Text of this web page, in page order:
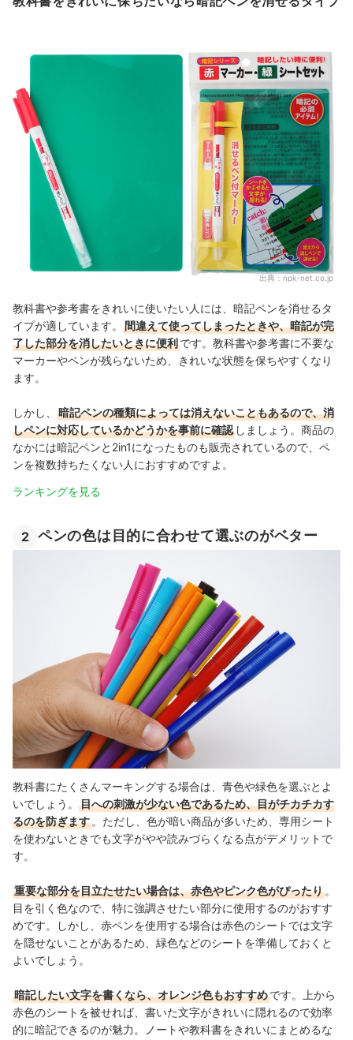
出典： npk-net.co.jp
教科書や参考書をきれいに使いたい人には、暗記ペンを消せるタ
イプが適しています。
間違えて使ってしまったときや、暗記が完
了した部分を消したいときに便利です。教科書や参考書に不要な
マーカーやペンが残らないため、きれいな状態を保ちやすくなり
ます。
しかし、
暗記ペンの種類によっては消えないこともあるので、消
しペンに対応しているかどうかを事前に確認 しましょう。商品の
なかには暗記ペンと2in1になったものも販売されているので、ペ
ンを複数持ちたくない人におすすめですよ。
ランキングを見る
2 ペンの色は目的に合わせて選ぶのがベター
教科書にたくさんマーキングする場合は、青色や緑色を選ぶとよ
いでしょう。
目への刺激が少ない色であるため、目がチカチカす
るのを防ぎます 。ただし、色が暗い商品が多いため、専用シート
を使わないときでも文字がやや読みづらくなる点がデメリットで
す。
重要な部分を目立たせたい場合は、赤色やピンク色がぴったり 。
目を引く色なので、特に強調させたい部分に使用するのがおすす
めです。しかし、赤ペンを使用する場合は赤色のシートでは文字
を隠せないことがあるため、緑色などのシートを準備しておくと
よいでしょう。
暗記したい文字を書くなら、オレンジ色もおすすめです。上から
赤色のシートを被せれば、書いた文字がきれいに隠れるので効率
的に暗記できるのが魅力。ノートや教科書をきれいにまとめるな